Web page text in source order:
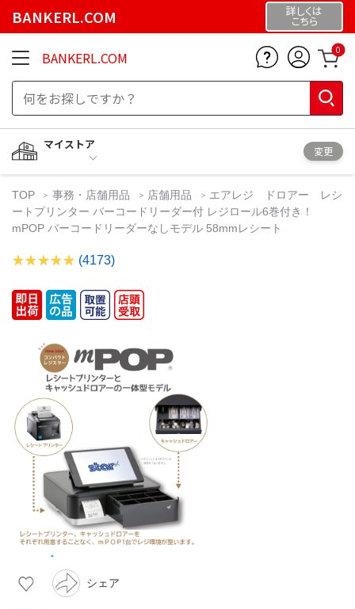
BANKERL.COM 詳しくは
こちら
BANKERL.COM 0
マイストア
変更
TOP 事務・店舗用品 店舗用品
エアレジ ドロアー レシ
ートプリンター バーコードリーダー付 レジロール6巻付き！
mPOP バーコードリーダーなしモデル 58mmレシート
(4173)
シェア